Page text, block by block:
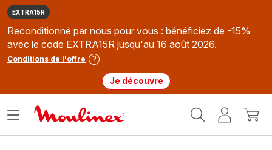
EXTRA15R
Reconditionné par nous pour vous : bénéficiez de -15%
avec le code EXTRA15R jusqu'au 16 août 2026.
Conditions de l'offre
Je découvre
MonMon
Ouvrir